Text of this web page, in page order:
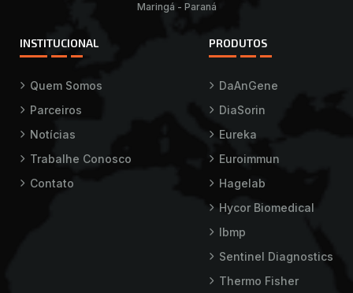
Maringá - Paraná
INSTITUCIONAL
Quem Somos
Parceiros
Notícias
Trabalhe Conosco
Contato
PRODUTOS
DaAnGene
DiaSorin
Eureka
Euroimmun
Hagelab
Hycor Biomedical
Ibmp
Sentinel Diagnostics
Thermo Fisher